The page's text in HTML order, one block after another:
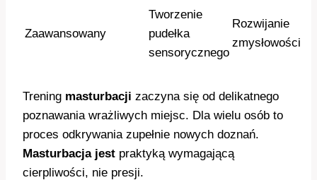
Zaawansowany
Tworzenie
pudełka
sensorycznego
Rozwijanie
zmysłowości
Trening masturbacji zaczyna się od delikatnego
poznawania wrażliwych miejsc. Dla wielu osób to
proces odkrywania zupełnie nowych doznań.
Masturbacja jest praktyką wymagającą
cierpliwości, nie presji.